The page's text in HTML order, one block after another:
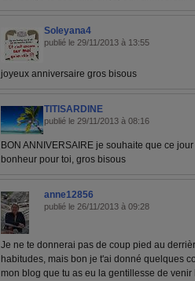
Soleyana4
publié le 29/11/2013 à 13:55
joyeux anniversaire gros bisous
TITISARDINE
publié le 29/11/2013 à 08:16
BON ANNIVERSAIRE je souhaite que ce
bonheur pour toi, gros bisous
anne12856
publié le 26/11/2013 à 09:28
Je ne te donnerai pas de coup pied au
habitudes, mais bon je t'ai donné quelques
mon blog que tu as eu la gentillesse de venir